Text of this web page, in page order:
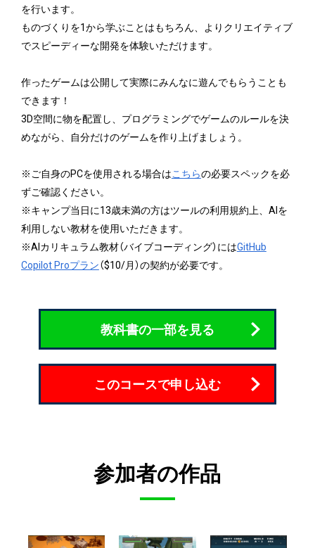
を行います。
ものづくりを1から学ぶことはもちろん、よりクリエイティブ
でスピーディーな開発を体験いただけます。
作ったゲームは公開して実際にみんなに遊んでもらうことも
できます！
3D空間に物を配置し、プログラミングでゲームのルールを決
めながら、自分だけのゲームを作り上げましょう。
※ご自身のPCを使用される場合はこちらの必要スペックを必
ずご確認ください。
※キャンプ当日に13歳未満の方はツールの利用規約上、AIを
利用しない教材を使用いただきます。
※AIカリキュラム教材（バイブコーディング）にはGitHub
Copilot Proプラン（$10/月）の契約が必要です。
教科書の一部を見る
このコースで申し込む
参加者の作品